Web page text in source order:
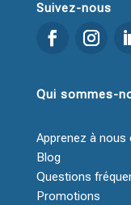
Suivez-nous
Qui sommes-
Apprenez à nous
Blog
Questions
Promotions